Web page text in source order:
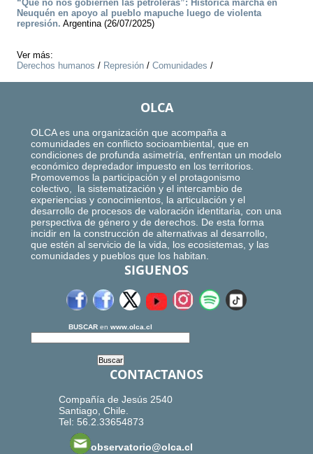
“Que no nos gobiernen las petroleras”: Histórica marcha en
Neuquén en apoyo al pueblo mapuche luego de violenta
represión. Argentina (26/07/2025)
Ver más:
Derechos humanos / Represión / Comunidades /
OLCA
OLCA es una organización que acompaña a
comunidades en conflicto socioambiental, que en
condiciones de profunda asimetría, enfrentan un modelo
económico depredador impuesto en los territorios.
Promovemos la participación y el protagonismo
colectivo, la sistematización y el intercambio de
experiencias y conocimientos, la articulación y el
desarrollo de procesos de valoración identitaria, con una
perspectiva de género y de derechos. De esta forma
incidir en la construcción de alternativas al desarrollo,
que estén al servicio de la vida, los ecosistemas, y las
comunidades y pueblos que los habitan.
SIGUENOS
BUSCAR en www.olca.cl
CONTACTANOS
Compañía de Jesús 2540
Santiago, Chile.
Tel: 56.2.33654873
observatorio@olca.cl